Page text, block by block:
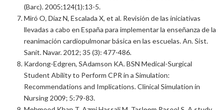
(Barc). 2005;124(1):13-5.
Miró O, Díaz N, Escalada X, et al. Revisión de las iniciativas
llevadas a cabo en España para implementar la enseñanza de la
reanimación cardiopulmonar básica en las escuelas. An. Sist.
Sanit. Navar. 2012; 35 (3): 477-486.
Kardong-Edgren, SAdamson KA. BSN Medical-Surgical
Student Ability to Perform CPR in a Simulation:
Recommendations and Implications. Clinical Simulation in
Nursing 2009; 5:79-83.